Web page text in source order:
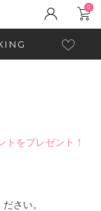
0
をプレゼント！
さい。